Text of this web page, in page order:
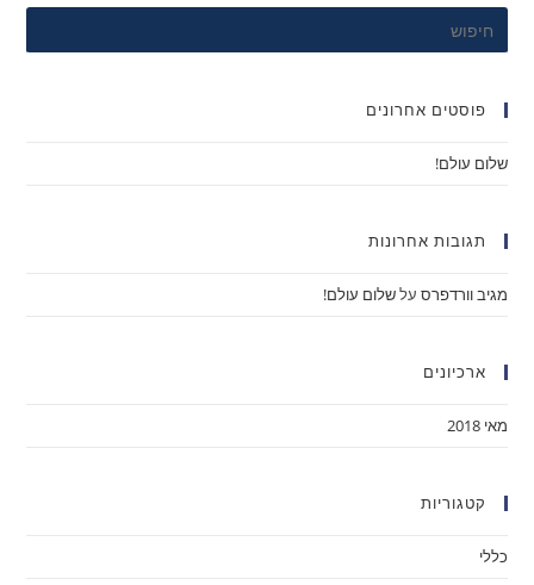
פוסטים אחרונים
שלום עולם!
תגובות אחרונות
מגיב וורדפרס עלשלום עולם!
ארכיונים
מאי 2018
קטגוריות
כללי